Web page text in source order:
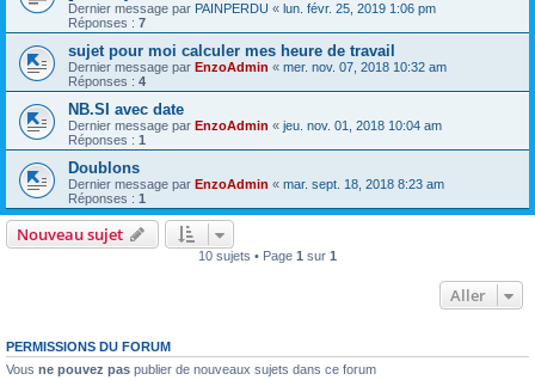
Dernier message par PAINPERDU « lun. févr. 25, 2019 1:06 pm
Réponses : 7
sujet pour moi calculer mes heure de travail
Dernier message par EnzoAdmin « mer. nov. 07, 2018 10:32 am
Réponses : 4
NB.SI avec date
Dernier message par EnzoAdmin « jeu. nov. 01, 2018 10:04 am
Réponses : 1
Doublons
Dernier message par EnzoAdmin « mar. sept. 18, 2018 8:23 am
Réponses : 1
Nouveau sujet
10 sujets • Page 1 sur 1
Aller
PERMISSIONS DU FORUM
Vous ne pouvez pas publier de nouveaux sujets dans ce forum